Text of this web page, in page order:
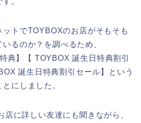
ットでTOYBOXのお店がそもそも
るのか？を調べるため、
典】【 TOYBOX 誕生日特典割引
誕生日特典割引セール】という
にしました。
店に詳しい友達にも聞きながら、